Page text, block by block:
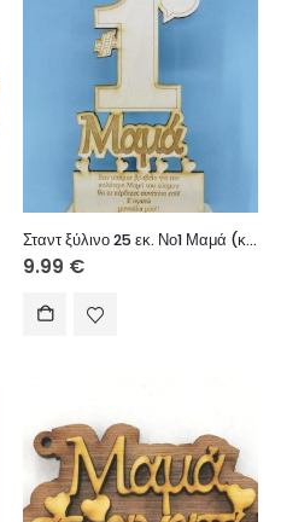
Σταντ ξύλινο 25 εκ. Νο1 Μαμά (κείμενο επιλογής σας)
9.99 €